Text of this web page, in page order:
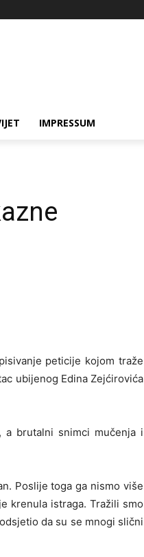
IMPRESSUM
peticije kojom traže
ubijenog Edina Zejćirovića
brutalni snimci mučenja i
Poslije toga ga nismo više
krenula istraga. Tražili smo
da su se mnogi slični